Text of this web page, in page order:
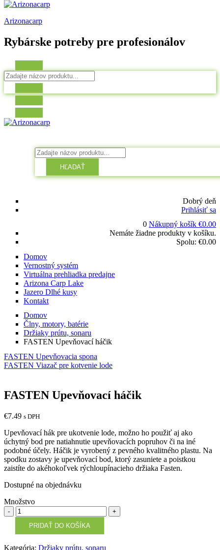
Arizonacarp
Rybárske potreby pre profesionálov
HĽADAŤ
Dobrý deň
Prihlásiť sa
0 Nákupný košík €0.00
Nemáte žiadne produkty v košíku.
Spolu: €0.00
Domov
Vernostný systém
Virtuálna prehliadka predajne
Arizona Carp Lake
Jazero Dlhé kusy
Kontakt
Domov
Člny, motory, batérie
Držiaky prútu, sonaru
FASTEN Upevňovací háčik
FASTEN Upevňovacia spona
FASTEN Viazač pre kotvenie lode
FASTEN Upevňovací háčik
€7.49 s DPH
Upevňovací hák pre ukotvenie lode, možno ho použiť aj ako
úchytný bod pre natiahnutie upevňovacích popruhov či na iné
podobné účely. Háčik je vyrobený z pevného kvalitného plastu. Na
spodku zostavy je upevňovací bod, ktorý zasuniete a poistkou
zaistíte do akéhokoľvek rýchloupínacieho držiaka Fasten.
Dostupné na objednávku
Množstvo
Množstvo
PRIDAŤ DO KOŠÍKA
Kategória: Držiaky prútu, sonaru